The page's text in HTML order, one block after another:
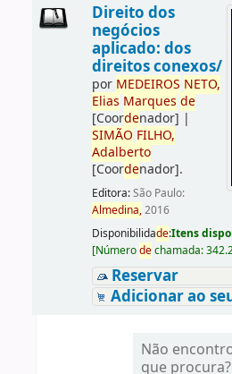
Direito dos
negócios
aplicado: dos
direitos conexos/
por MEDEIROS NETO,
Elias Marques de
[Coordenador] |
SIMÃO FILHO,
Adalberto
[Coordenador].
Editora:São Paulo:
Almedina,2016
Disponibilidade:Itens
[Númerodechamada:
Reservar
Adicionar ao
Não
que procura?